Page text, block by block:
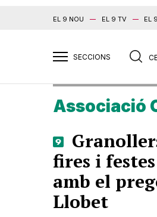
EL 9 NOU EL 9 TV EL
Associació
fires i festes
amb el
Llobet